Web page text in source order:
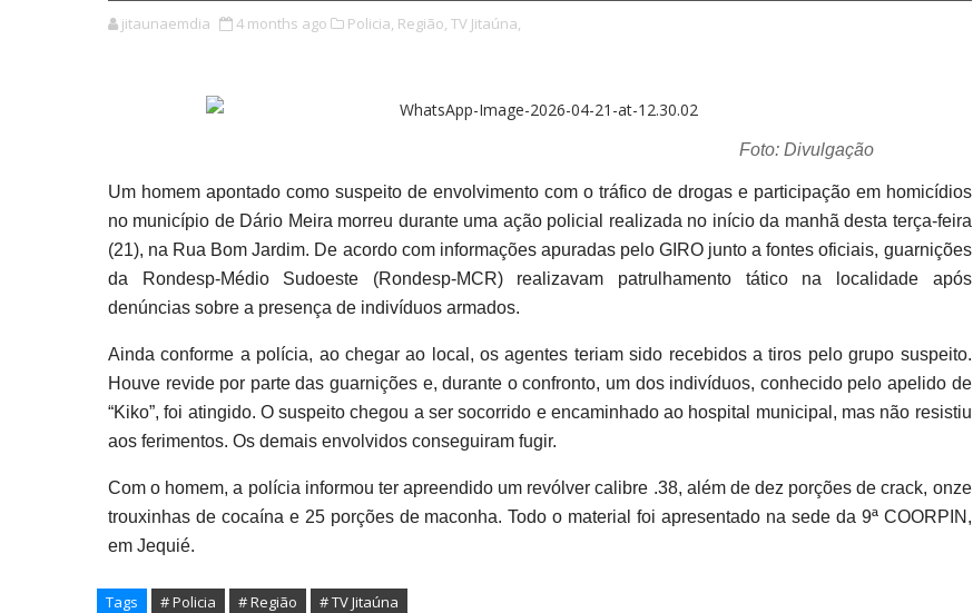
jitaunaemdia 4 months ago Policia, Região, TV Jitaúna,
Foto: Divulgação
Um homem apontado como suspeito de envolvimento com o tráfico de drogas e participação em homicídios
no município de Dário Meira morreu durante uma ação policial realizada no início da manhã desta terça-feira
(21), na Rua Bom Jardim. De acordo com informações apuradas pelo GIRO junto a fontes oficiais, guarnições
da Rondesp-Médio Sudoeste (Rondesp-MCR) realizavam patrulhamento tático na localidade após
denúncias sobre a presença de indivíduos armados.
Ainda conforme a polícia, ao chegar ao local, os agentes teriam sido recebidos a tiros pelo grupo suspeito.
Houve revide por parte das guarnições e, durante o confronto, um dos indivíduos, conhecido pelo apelido de
“Kiko”, foi atingido. O suspeito chegou a ser socorrido e encaminhado ao hospital municipal, mas não resistiu
aos ferimentos. Os demais envolvidos conseguiram fugir.
Com o homem, a polícia informou ter apreendido um revólver calibre .38, além de dez porções de crack, onze
trouxinhas de cocaína e 25 porções de maconha. Todo o material foi apresentado na sede da 9ª COORPIN,
em Jequié.
Tags # Policia # Região # TV Jitaúna